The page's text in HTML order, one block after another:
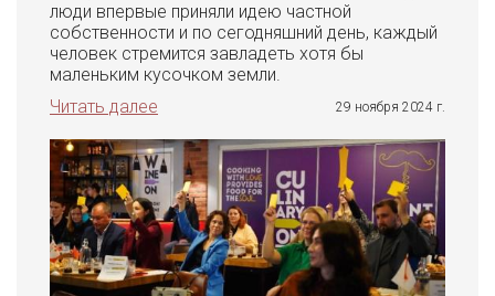
люди впервые приняли идею частной
собственности и по сегодняшний день, каждый
человек стремится завладеть хотя бы
маленьким кусочком земли.
Читать далее
29 ноября 2024 г.